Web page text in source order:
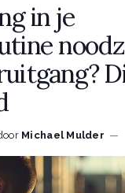
in je
Michael Mulder